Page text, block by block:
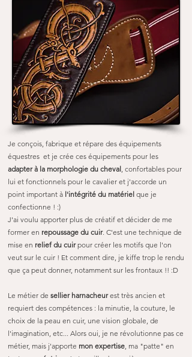
Je conçois, fabrique et répare des équipements
équestres et je crée ces équipements pour les
adapter à la morphologie du cheval, confortables pour
lui et fonctionnels pour le cavalier et j'accorde un
point important à l'intégrité du matériel que je
confectionne ! :)
J'ai voulu apporter plus de créatif et décider de me
former en repoussage du cuir. C'est une technique de
mise en relief du cuirpour créer les motifs que l'on
veut sur le cuir ! Et comment dire, je kiffe trop le rendu
que ça peut donner, notamment sur les frontaux !! :D
Le métier de sellier harnacheurest très ancien et
requiert des compétences : la minutie, la couture, le
choix de la peau en cuir, une vision globale, de
l'imagination, etc... Alors oui, je ne révolutionne pas ce
métier, mais j'apporte mon expertise, ma "patte" en